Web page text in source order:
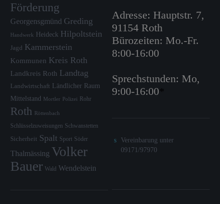
Förderung
Georgensgmünd Greding
Handwerk Heideck Hilpoltstein
Jagd Kammerstein
Kommunen Kreis Roth
Landkreis Roth Landtag
Landwirtschaft Ländlicher Raum
Mittelstand Mortler Polizei Rohr
Roth Röttenbach
Schlüsselzuweisungen Schwanstetten
Sicherheit Spalt Sport Söder
Thalmässing Volker
Bauer Wald Wendelstein
Adresse: Hauptstr. 7,
91154 Roth
Bürozeiten: Mo.-Fr.
8:00-16:00
Sprechstunden: Mo,
9:00-16:00*
Vereinbarung unter
09171/97970